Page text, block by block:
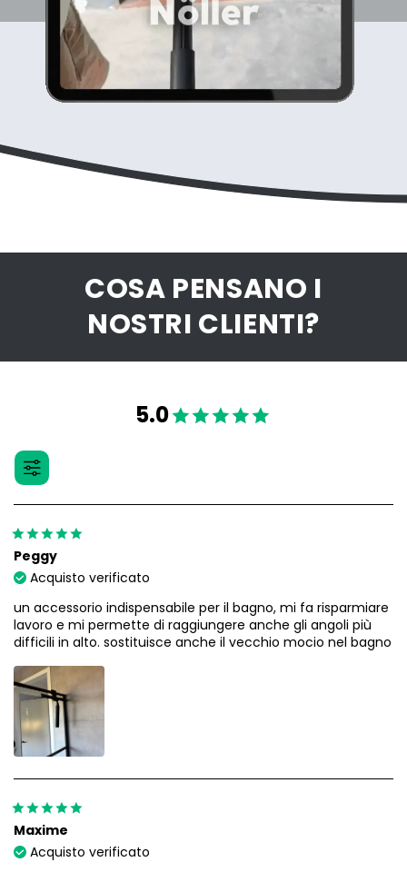
COSA PENSANO I
NOSTRI CLIENTI?
5.0
Peggy
Acquisto verificato
un accessorio indispensabile per il bagno, mi fa risparmiare
lavoro e mi permette di raggiungere anche gli angoli più
difficili in alto. sostituisce anche il vecchio mocio nel bagno
Maxime
Acquisto verificato